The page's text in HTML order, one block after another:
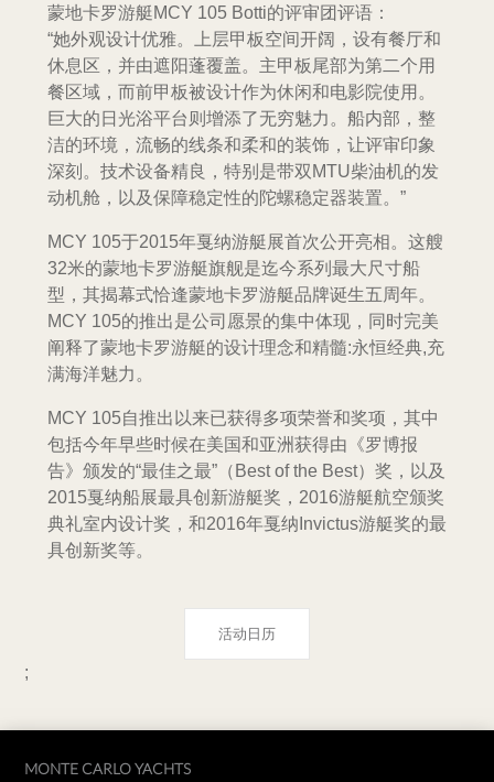
蒙地卡罗游艇MCY 105 Botti的评审团评语：
“她外观设计优雅。上层甲板空间开阔，设有餐厅和
休息区，并由遮阳蓬覆盖。主甲板尾部为第二个用
餐区域，而前甲板被设计作为休闲和电影院使用。
巨大的日光浴平台则增添了无穷魅力。船内部，整
洁的环境，流畅的线条和柔和的装饰，让评审印象
深刻。技术设备精良，特别是带双MTU柴油机的发
动机舱，以及保障稳定性的陀螺稳定器装置。”
MCY 105于2015年戛纳游艇展首次公开亮相。这艘
32米的蒙地卡罗游艇旗舰是迄今系列最大尺寸船
型，其揭幕式恰逢蒙地卡罗游艇品牌诞生五周年。
MCY 105的推出是公司愿景的集中体现，同时完美
阐释了蒙地卡罗游艇的设计理念和精髓:永恒经典,充
满海洋魅力。
MCY 105自推出以来已获得多项荣誉和奖项，其中
包括今年早些时候在美国和亚洲获得由《罗博报
告》颁发的“最佳之最”（Best of the Best）奖，以及
2015戛纳船展最具创新游艇奖，2016游艇航空颁奖
典礼室内设计奖，和2016年戛纳Invictus游艇奖的最
具创新奖等。
活动日历
;
MONTE CARLO YACHTS